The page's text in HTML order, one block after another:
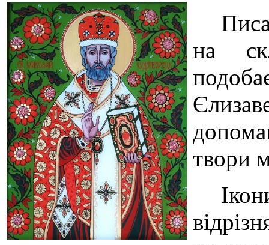
на
твори